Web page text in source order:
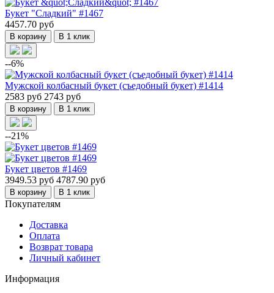
Букет "Сладкий" #1467
4457.70 руб
В корзину В 1 клик
--6%
Мужской колбасный букет (съедобный букет) #1414
2583 руб 2743 руб
В корзину В 1 клик
--21%
Букет цветов #1469
3949.53 руб 4787.90 руб
В корзину В 1 клик
Покупателям
Доставка
Оплата
Возврат товара
Личный кабинет
Информация